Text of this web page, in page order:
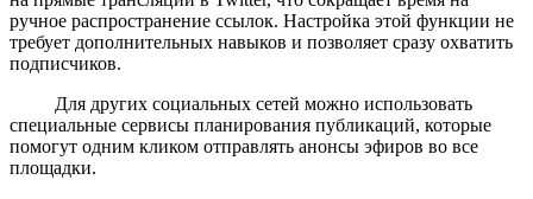
ручное распространение ссылок. Настройка этой функции не
требует дополнительных навыков и позволяет сразу охватить
подписчиков.
Для других социальных сетей можно использовать
специальные сервисы планирования публикаций, которые
помогут одним кликом отправлять анонсы эфиров во все
площадки.